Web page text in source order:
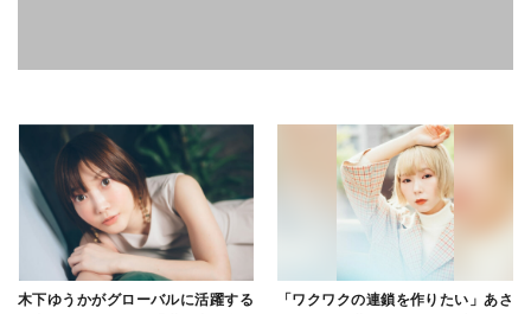
木下ゆうかがグローバルに活躍する
「ワクワクの連鎖を作りたい」あさ